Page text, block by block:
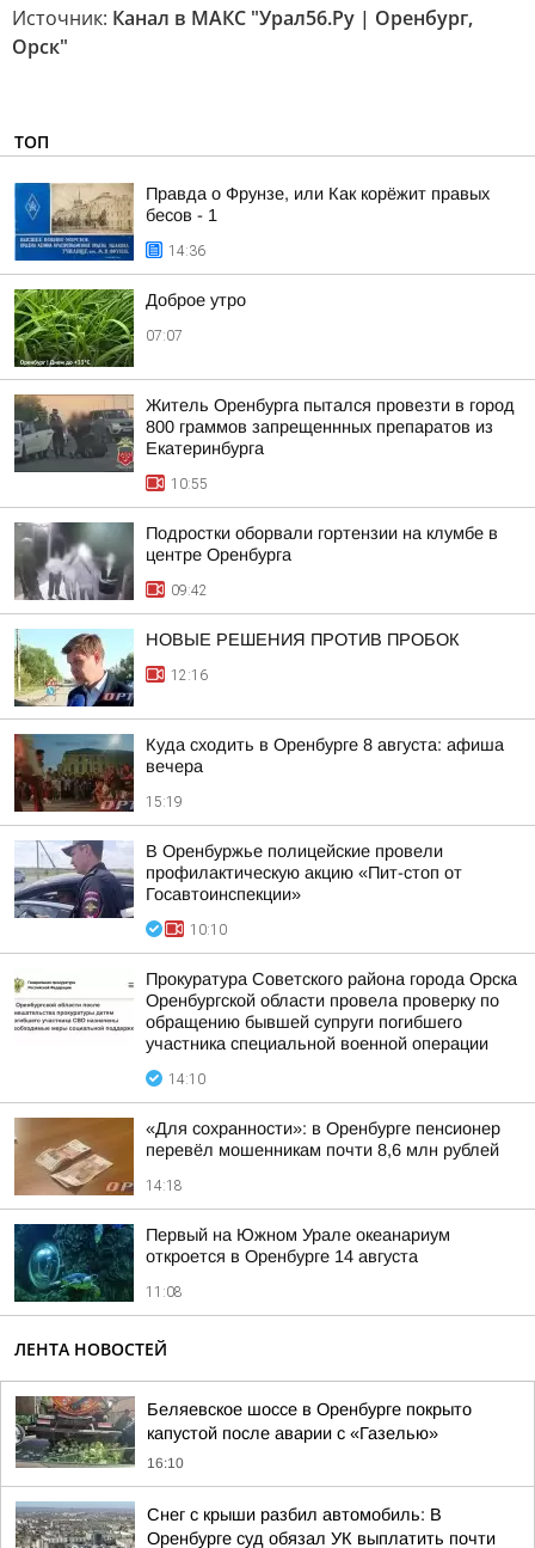
Источник: Канал в МАКС "Урал56.Ру | Оренбург,
Орск"
ТОП
Правда о Фрунзе, или Как корёжит правых
бесов - 1
14:36
Доброе утро
07:07
Житель Оренбурга пытался провезти в город
800 граммов запрещеннных препаратов из
Екатеринбурга
10:55
Подростки оборвали гортензии на клумбе в
центре Оренбурга
09:42
НОВЫЕ РЕШЕНИЯ ПРОТИВ ПРОБОК
12:16
Куда сходить в Оренбурге 8 августа: афиша
вечера
15:19
В Оренбуржье полицейские провели
профилактическую акцию «Пит-стоп от
Госавтоинспекции»
10:10
Прокуратура Советского района города Орска
Оренбургской области провела проверку по
обращению бывшей супруги погибшего
участника специальной военной операции
14:10
«Для сохранности»: в Оренбурге пенсионер
перевёл мошенникам почти 8,6 млн рублей
14:18
Первый на Южном Урале океанариум
откроется в Оренбурге 14 августа
11:08
ЛЕНТА НОВОСТЕЙ
Беляевское шоссе в Оренбурге покрыто
капустой после аварии с «Газелью»
16:10
Снег с крыши разбил автомобиль: В
Оренбурге суд обязал УК выплатить почти